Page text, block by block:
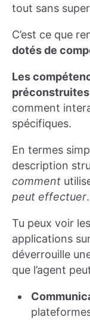
tout sans
C’est ce que
dotés de
Les
préconstruites
comment
spécifiques.
En termes
description
comment
peut effectuer.
Tu peux voir
applications
déverrouille
que l’agent